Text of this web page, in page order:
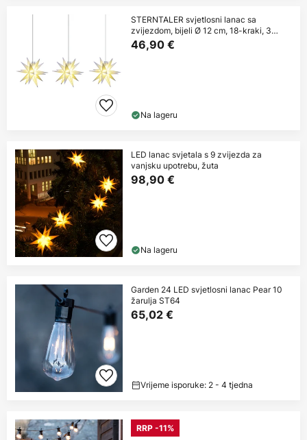
STERNTALER svjetlosni lanac sa
zvijezdom, bijeli Ø 12 cm, 18-kraki, 3
žarulje.
46,90 €
Na lageru
LED lanac svjetala s 9 zvijezda za
vanjsku upotrebu, žuta
98,90 €
Na lageru
Garden 24 LED svjetlosni lanac Pear 10
žarulja ST64
65,02 €
Vrijeme isporuke: 2 - 4 tjedna
RRP -11%